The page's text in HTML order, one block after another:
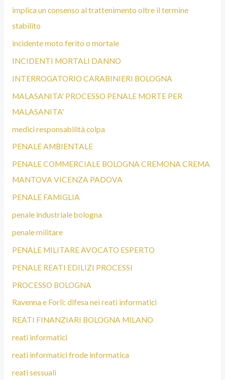
implica un consenso al trattenimento oltre il termine
stabilito
incidente moto ferito o mortale
INCIDENTI MORTALI DANNO
INTERROGATORIO CARABINIERI BOLOGNA
MALASANITA' PROCESSO PENALE MORTE PER
MALASANITA'
medici responsabilità colpa
PENALE AMBIENTALE
PENALE COMMERCIALE BOLOGNA CREMONA CREMA
MANTOVA VICENZA PADOVA
PENALE FAMIGLIA
penale industriale bologna
penale militare
PENALE MILITARE AVOCATO ESPERTO
PENALE REATI EDILIZI PROCESSI
PROCESSO BOLOGNA
Ravenna e Forlì: difesa nei reati informatici
REATI FINANZIARI BOLOGNA MILANO
reati informatici
reati informatici frode informatica
reati sessuali